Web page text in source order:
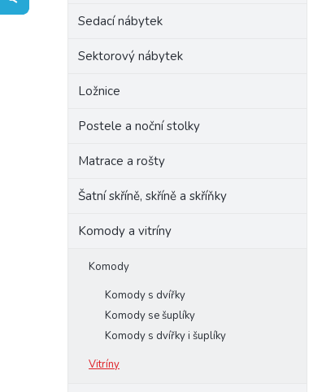
Sedací nábytek
Sektorový nábytek
Ložnice
Postele a noční stolky
Matrace a rošty
Šatní skříně, skříně a skříňky
Komody a vitríny
Komody
Komody s dvířky
Komody se šuplíky
Komody s dvířky i šuplíky
Vitríny